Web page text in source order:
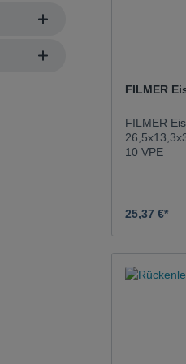
FILMER
FILMER
10 VPE
25,37 €*